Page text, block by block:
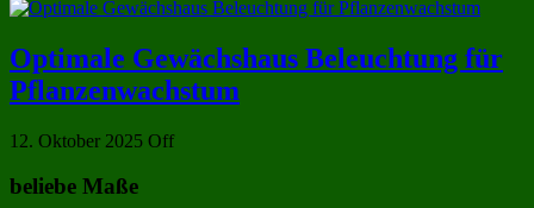
Optimale Gewächshaus Beleuchtung für
Pflanzenwachstum
12. Oktober 2025 Off
beliebe Maße